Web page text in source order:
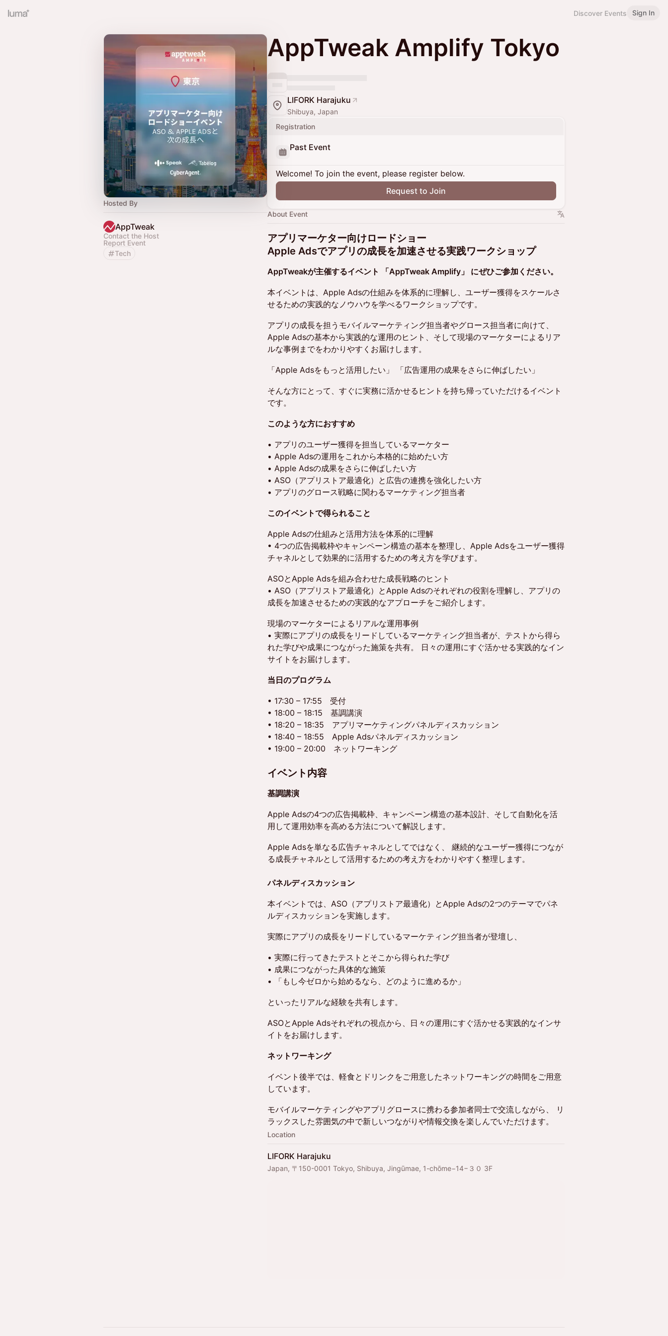
Discover Events Sign In
Hosted By
AppTweak
Contact the Host
Report Event
Tech
AppTweak Amplify Tokyo
LIFORK Harajuku
Shibuya, Japan
Registration
Past Event
Welcome! To join the event, please register below.
Request to Join
About Event
アプリマーケター向けロードショー
Apple Adsでアプリの成長を加速させる実践ワークショップ
AppTweakが主催するイベント 「AppTweak Amplify」 にぜひご参加ください。
本イベントは、Apple Adsの仕組みを体系的に理解し、ユーザー獲得をスケールさ
せるための実践的なノウハウを学べるワークショップです。
アプリの成長を担うモバイルマーケティング担当者やグロース担当者に向けて、
Apple Adsの基本から実践的な運用のヒント、そして現場のマーケターによるリア
ルな事例までをわかりやすくお届けします。
「Apple Adsをもっと活用したい」 「広告運用の成果をさらに伸ばしたい」
そんな方にとって、すぐに実務に活かせるヒントを持ち帰っていただけるイベント
です。
このような方におすすめ
• アプリのユーザー獲得を担当しているマーケター
• Apple Adsの運用をこれから本格的に始めたい方
• Apple Adsの成果をさらに伸ばしたい方
• ASO（アプリストア最適化）と広告の連携を強化したい方
• アプリのグロース戦略に関わるマーケティング担当者
このイベントで得られること
Apple Adsの仕組みと活用方法を体系的に理解
• 4つの広告掲載枠やキャンペーン構造の基本を整理し、Apple Adsをユーザー獲得
チャネルとして効果的に活用するための考え方を学びます。
ASOとApple Adsを組み合わせた成長戦略のヒント
• ASO（アプリストア最適化）とApple Adsのそれぞれの役割を理解し、アプリの
成長を加速させるための実践的なアプローチをご紹介します。
現場のマーケターによるリアルな運用事例
• 実際にアプリの成長をリードしているマーケティング担当者が、テストから得ら
れた学びや成果につながった施策を共有。 日々の運用にすぐ活かせる実践的なイン
サイトをお届けします。
当日のプログラム
• 17:30 – 17:55 受付
• 18:00 – 18:15 基調講演
• 18:20 – 18:35 アプリマーケティングパネルディスカッション
• 18:40 – 18:55 Apple Adsパネルディスカッション
• 19:00 – 20:00 ネットワーキング
イベント内容
基調講演
Apple Adsの4つの広告掲載枠、キャンペーン構造の基本設計、そして自動化を活
用して運用効率を高める方法について解説します。
Apple Adsを単なる広告チャネルとしてではなく、 継続的なユーザー獲得につなが
る成長チャネルとして活用するための考え方をわかりやすく整理します。
パネルディスカッション
本イベントでは、ASO（アプリストア最適化）とApple Adsの2つのテーマでパネ
ルディスカッションを実施します。
実際にアプリの成長をリードしているマーケティング担当者が登壇し、
• 実際に行ってきたテストとそこから得られた学び
• 成果につながった具体的な施策
• 「もし今ゼロから始めるなら、どのように進めるか」
といったリアルな経験を共有します。
ASOとApple Adsそれぞれの視点から、日々の運用にすぐ活かせる実践的なインサ
イトをお届けします。
ネットワーキング
イベント後半では、軽食とドリンクをご用意したネットワーキングの時間をご用意
しています。
モバイルマーケティングやアプリグロースに携わる参加者同士で交流しながら、 リ
ラックスした雰囲気の中で新しいつながりや情報交換を楽しんでいただけます。
Location
LIFORK Harajuku
Japan, 〒150-0001 Tokyo, Shibuya, Jingūmae, 1-chōme−14−３０ 3F